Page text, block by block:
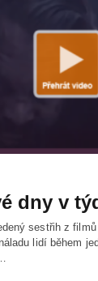
dny v
sestřih z filmů
lidí během